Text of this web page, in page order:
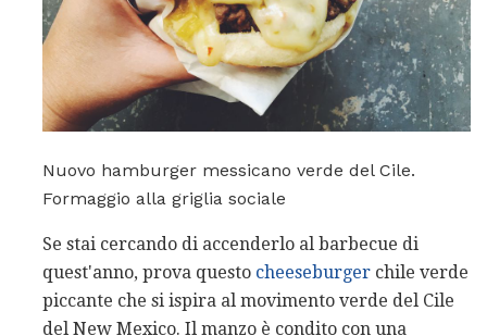
Nuovo hamburger messicano verde del Cile.
Formaggio alla griglia sociale
Se stai cercando di accenderlo al barbecue di
quest'anno, prova questo cheeseburger chile verde
piccante che si ispira al movimento verde del Cile
del New Mexico. Il manzo è condito con una